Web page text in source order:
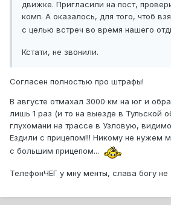
движке. Пригласили на пост,
комп. А оказалось, для того, чтоб
с целью встреч во время нашего
Кстати, не звонили.
Согласен полностью про штрафы!
В августе отмахал 3000 км на юг и
лишь 1 раз (и то на выезде в Тульской
глухомани на трассе в Узловую,
Ездили с прицепом!!! Никому не нужем
с большим прицепом...
ТелефонЧЕГ у мну менты, слава богу не